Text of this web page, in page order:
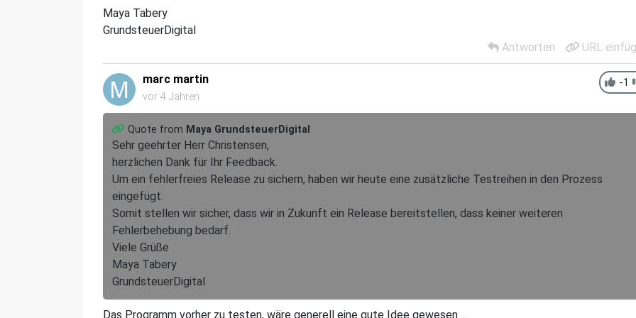
Maya Tabery
GrundsteuerDigital
Antworten
URL
-1
marc martin
vor 4 Jahren
Quote from Maya GrundsteuerDigital
Sehr geehrter Herr Christensen,
herzlichen Dank für Ihr Feedback.
Um ein fehlerfreies Release zu sichern, haben wir heute eine zusätzliche Testreihen in den Prozess
eingefügt.
Somit stellen wir sicher, dass wir in Zukunft ein Release bereitstellen, dass keiner weiteren
Fehlerbehebung bedarf.
Viele Grüße
Maya Tabery
GrundsteuerDigital
Das Programm vorher zu testen, wäre generell eine gute Idee gewesen ...